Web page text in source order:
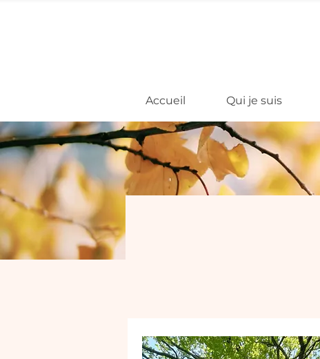
Accueil Qui je suis